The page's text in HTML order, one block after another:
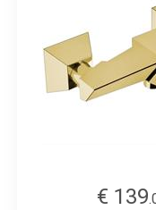
€ 139